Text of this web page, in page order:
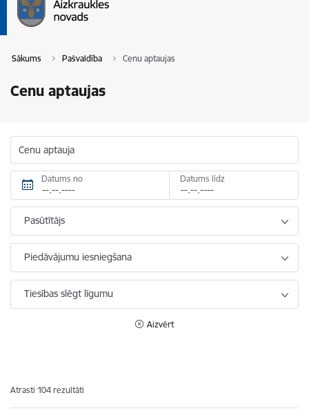
Sākums Pašvaldība Cenu aptaujas
Cenu aptaujas
Cenu aptauja
Datums no Datums līdz
Pasūtītājs
Piedāvājumu iesniegšana
Tiesības slēgt līgumu
Aizvērt
Atrasti 104 rezultāti